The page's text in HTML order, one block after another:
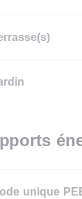
unique